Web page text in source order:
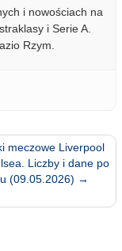
i nowościach na
i Serie A.
Rzym.
meczowe Liverpool
Liczby i dane po
(09.05.2026) →